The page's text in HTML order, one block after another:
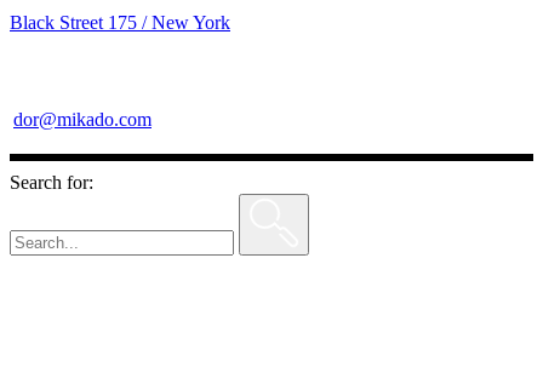
Black Street 175 / New York
dor@mikado.com
Search for: